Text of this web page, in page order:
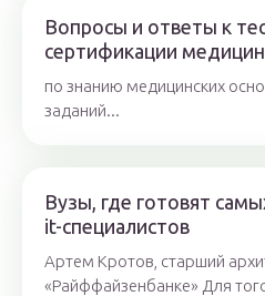
Вопросы и ответы к
сертификации
по знанию медицинских
заданий...
Вузы, где готовят
it-специалистов
Артем Кротов, cтарший
«Райффайзенбанке» Для